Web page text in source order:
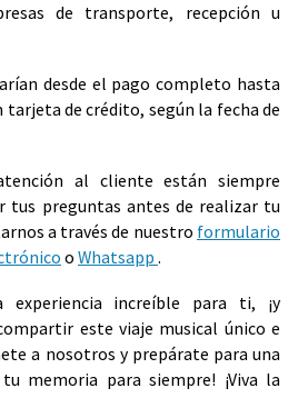
de transporte, recepción u
desde el pago completo hasta
tarjeta de crédito, según la fecha de
al cliente están siempre
tus preguntas antes de realizar tu
a través de nuestro formulario
o Whatsapp .
experiencia increíble para ti, ¡y
este viaje musical único e
a nosotros y prepárate para una
memoria para siempre! ¡Viva la